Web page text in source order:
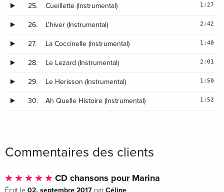
25. Cueillette (Instrumental) 1:27
26. L'hiver (Instrumental) 2:42
27. La Coccinelle (Instrumental) 1:40
28. Le Lezard (Instrumental) 2:01
29. Le Herisson (Instrumental) 1:50
30. Ah Quelle Histoire (Instrumental) 1:52
Commentaires des clients
CD chansons pour Marina
Écrit le 02. septembre 2017 par Céline.